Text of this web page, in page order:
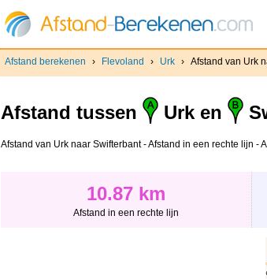
Afstand berekenen › Flevoland › Urk › Afstand van Urk
Afstand tussen Urk en
Afstand van Urk naar Swifterbant - Afstand in een rechte lijn -
10.87 km
Afstand in een rechte lijn